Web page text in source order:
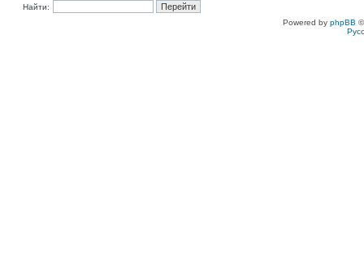
Найти:
Powered by phpBB